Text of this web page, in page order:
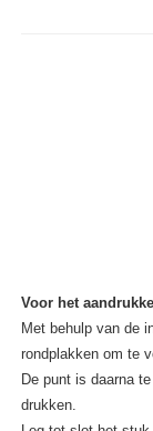
Voor het
Met behulp van de
rondplakken om te
De punt is daarna
drukken.